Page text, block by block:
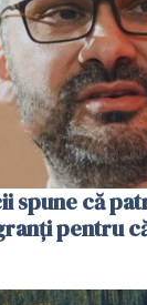
spune că
pentru